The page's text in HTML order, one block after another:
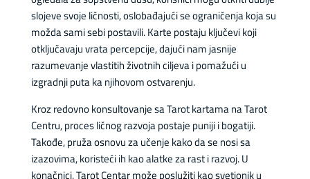
slojeve svoje ličnosti, oslobađajući se ograničenja koja su
možda sami sebi postavili. Karte postaju ključevi koji
otključavaju vrata percepcije, dajući nam jasnije
razumevanje vlastitih životnih ciljeva i pomažući u
izgradnji puta ka njihovom ostvarenju.
Kroz redovno konsultovanje sa Tarot kartama na Tarot
Centru, proces ličnog razvoja postaje puniji i bogatiji.
Takođe, pruža osnovu za učenje kako da se nosi sa
izazovima, koristeći ih kao alatke za rast i razvoj. U
konačnici, Tarot Centar može poslužiti kao svetionik u